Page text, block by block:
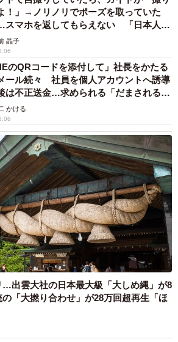
！」→ノリノリでポーズを取っていた
マホを返してもらえない 「日本人は
表かも」「私は6時間で3万円払った」
晶子
のQRコードを添付して」社長をかたる
ール続々 社員を個人アカウントへ誘導
は不正送金…求められる「だまされる前
対策
かける
…出雲大社の日本最大級「大しめ縄」が8
「大撚り合わせ」が28万回超再生「ほ